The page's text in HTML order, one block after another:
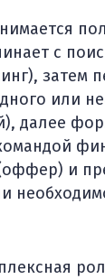
с
затем
или
далее
и